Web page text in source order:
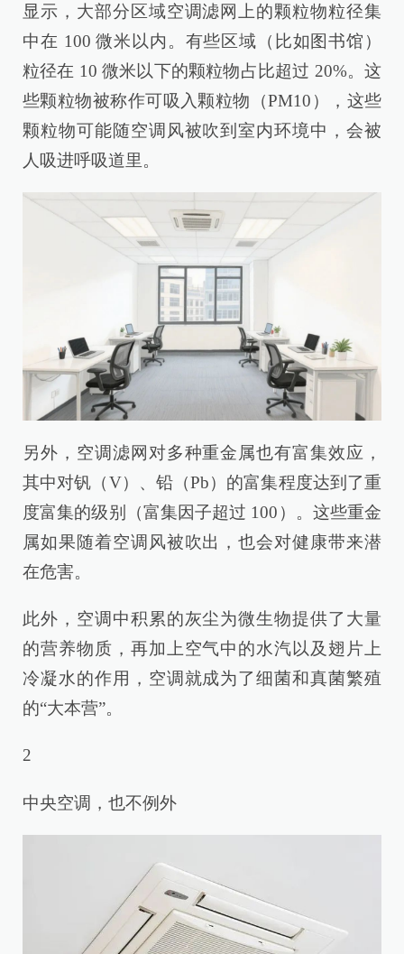
显示，大部分区域空调滤网上的颗粒物粒径集
中在 100 微米以内。有些区域（比如图书馆）
粒径在 10 微米以下的颗粒物占比超过 20%。这
些颗粒物被称作可吸入颗粒物（PM10），这些
颗粒物可能随空调风被吹到室内环境中，会被
人吸进呼吸道里。
另外，空调滤网对多种重金属也有富集效应，
其中对钒（V）、铅（Pb）的富集程度达到了重
度富集的级别（富集因子超过 100）。这些重金
属如果随着空调风被吹出，也会对健康带来潜
在危害。
此外，空调中积累的灰尘为微生物提供了大量
的营养物质，再加上空气中的水汽以及翅片上
冷凝水的作用，空调就成为了细菌和真菌繁殖
的“大本营”。
2
中央空调，也不例外